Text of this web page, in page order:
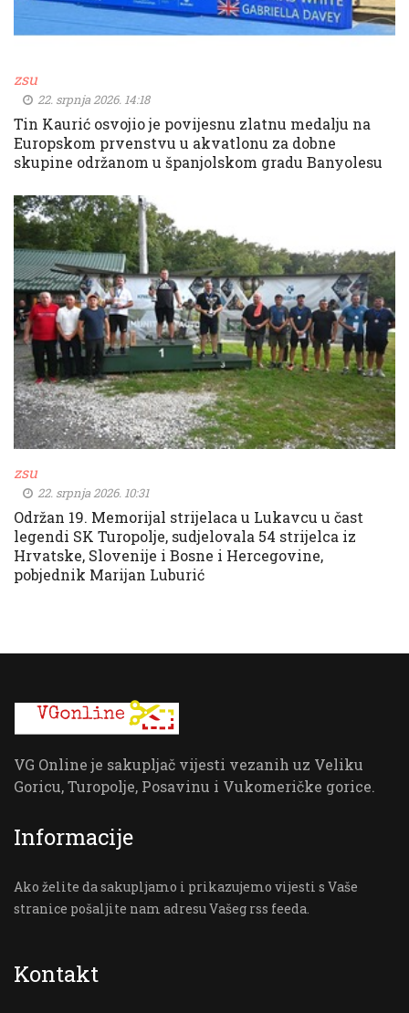
zsu
22. srpnja 2026. 14:18
Tin Kaurić osvojio je povijesnu zlatnu medalju na
Europskom prvenstvu u akvatlonu za dobne
skupine održanom u španjolskom gradu Banyolesu
zsu
22. srpnja 2026. 10:31
Održan 19. Memorijal strijelaca u Lukavcu u čast
legendi SK Turopolje, sudjelovala 54 strijelca iz
Hrvatske, Slovenije i Bosne i Hercegovine,
pobjednik Marijan Luburić
VG Online je sakupljač vijesti vezanih uz Veliku
Goricu, Turopolje, Posavinu i Vukomeričke gorice.
Informacije
Ako želite da sakupljamo i prikazujemo vijesti s Vaše
stranice pošaljite nam adresu Vašeg rss feeda.
Kontakt